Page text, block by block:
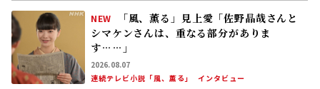
NEW
「風、薫る」見上愛「佐野晶哉さんと
シマケンさんは、重なる部分がありま
す……」
2026.08.07
連続テレビ小説「風、薫る」
インタビュー